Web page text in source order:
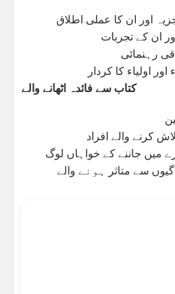
اور ان کا عملی اطلاق
ان کے تجربات
رہنمائی
اولیاء کا کردار
کتاب سے فائدہ اٹھانے والے
کرنے والے افراد
میں جاننے کے خواہاں لوگ
سے متاثر ہونے والے